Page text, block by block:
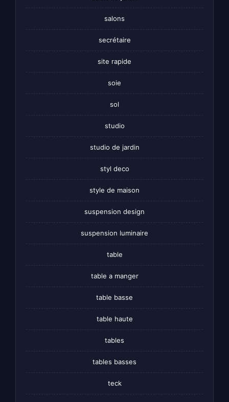
salons
secrétaire
site rapide
soie
sol
studio
studio de jardin
styl deco
style de maison
suspension design
suspension luminaire
table
table a manger
table basse
table haute
tables
tables basses
teck